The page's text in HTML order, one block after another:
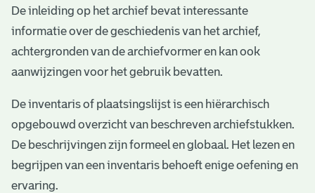
i
e
v
n
De inleiding op het archief bevat interessante
informatie over de geschiedenis van het archief,
achtergronden van de archiefvormer en kan ook
aanwijzingen voor het gebruik bevatten.
De inventaris of plaatsingslijst is een hiërarchisch
opgebouwd overzicht van beschreven archiefstukken.
De beschrijvingen zijn formeel en globaal. Het lezen en
begrijpen van een inventaris behoeft enige oefening en
ervaring.